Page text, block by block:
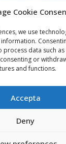
Cookie
we use
process data such
or
and functions.
Accepta
Deny
Copons